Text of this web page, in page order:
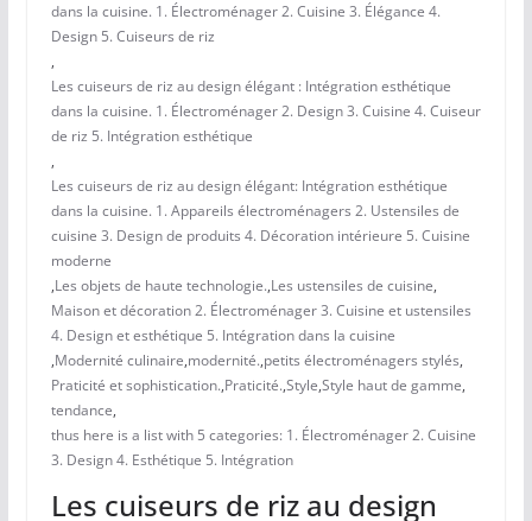
dans la cuisine. 1. Électroménager 2. Cuisine 3. Élégance 4.
Design 5. Cuiseurs de riz
,
Les cuiseurs de riz au design élégant : Intégration esthétique
dans la cuisine. 1. Électroménager 2. Design 3. Cuisine 4. Cuiseur
de riz 5. Intégration esthétique
,
Les cuiseurs de riz au design élégant: Intégration esthétique
dans la cuisine. 1. Appareils électroménagers 2. Ustensiles de
cuisine 3. Design de produits 4. Décoration intérieure 5. Cuisine
moderne
,Les objets de haute technologie.,Les ustensiles de cuisine,
Maison et décoration 2. Électroménager 3. Cuisine et ustensiles
4. Design et esthétique 5. Intégration dans la cuisine
,Modernité culinaire,modernité.,petits électroménagers stylés,
Praticité et sophistication.,Praticité.,Style,Style haut de gamme,
tendance,
thus here is a list with 5 categories: 1. Électroménager 2. Cuisine
3. Design 4. Esthétique 5. Intégration
Les cuiseurs de riz au design